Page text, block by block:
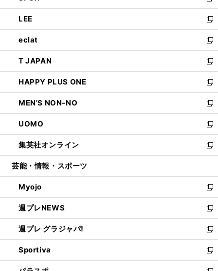
開
く
ウ
で
開
く
ン
ド
ウ
で
開
く
ウ
ィ
ン
ド
ウ
で
開
く
し
い
ウ
ィ
ン
ド
ウ
で
開
く
LEE
新
し
い
ウ
ィ
ン
ド
ウ
で
開
く
eclat
新
し
い
ウ
ィ
ン
ド
ウ
で
開
く
T JAPAN
新
し
い
ウ
ィ
ン
ド
ウ
で
開
HAPPY PLUS ONE
新
し
い
ウ
ィ
ン
ド
ウ
開
く
MEN'S NON-NO
新
し
い
ウ
ィ
ン
ウ
で
開
く
UOMO
新
し
い
ウ
ン
ド
ウ
で
開
く
集英社オンライン
新
し
ウ
ィ
ン
ド
ウ
で
開
く
芸能・情報・スポーツ
Myojo
新
し
い
ウ
ィ
ン
ド
ウ
週プレNEWS
新
し
い
ウ
ィ
ン
週プレ グラジャパ!
新
し
い
ウ
Sportiva
新
し